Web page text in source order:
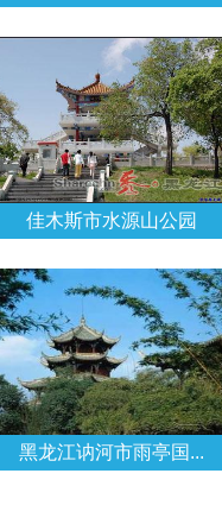
佳木斯市水源山公园
黑龙江讷河市雨亭国...